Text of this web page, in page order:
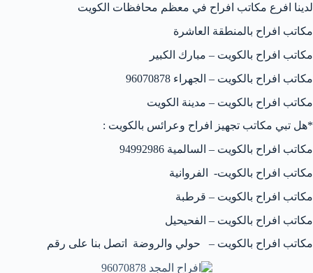
لدينا افرع مكاتب افراح في معظم محافظات الكويت
مكاتب افراح بالمنطقة العاشرة
مكاتب افراح بالكويت – مبارك الكبير
مكاتب افراح بالكويت – الجهراء 96070878
مكاتب افراح بالكويت – مدينة الكويت
*هل تبي مكاتب تجهيز افراح وعرائس بالكويت :
مكاتب افراح بالكويت – السالمية 94992986
مكاتب افراح بالكويت- الفروانية
مكاتب افراح بالكويت – قرطبة
مكاتب افراح بالكويت – الفحيحيل
مكاتب افراح بالكويت – حولي والروضة اتصل بنا على رقم